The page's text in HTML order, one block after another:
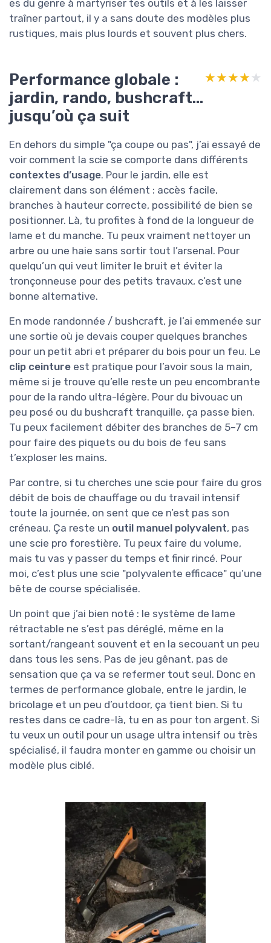
es du genre à martyriser tes outils et à les laisser
traîner partout, il y a sans doute des modèles plus
rustiques, mais plus lourds et souvent plus chers.
Performance globale :
jardin, rando, bushcraft…
jusqu’où ça suit
★★★★★
★★★★★
En dehors du simple "ça coupe ou pas", j’ai essayé de
voir comment la scie se comporte dans différents
contextes d’usage. Pour le jardin, elle est
clairement dans son élément : accès facile,
branches à hauteur correcte, possibilité de bien se
positionner. Là, tu profites à fond de la longueur de
lame et du manche. Tu peux vraiment nettoyer un
arbre ou une haie sans sortir tout l’arsenal. Pour
quelqu’un qui veut limiter le bruit et éviter la
tronçonneuse pour des petits travaux, c’est une
bonne alternative.
En mode randonnée / bushcraft, je l’ai emmenée sur
une sortie où je devais couper quelques branches
pour un petit abri et préparer du bois pour un feu. Le
clip ceinture est pratique pour l’avoir sous la main,
même si je trouve qu’elle reste un peu encombrante
pour de la rando ultra-légère. Pour du bivouac un
peu posé ou du bushcraft tranquille, ça passe bien.
Tu peux facilement débiter des branches de 5–7 cm
pour faire des piquets ou du bois de feu sans
t’exploser les mains.
Par contre, si tu cherches une scie pour faire du gros
débit de bois de chauffage ou du travail intensif
toute la journée, on sent que ce n’est pas son
créneau. Ça reste un outil manuel polyvalent, pas
une scie pro forestière. Tu peux faire du volume,
mais tu vas y passer du temps et finir rincé. Pour
moi, c’est plus une scie "polyvalente efficace" qu’une
bête de course spécialisée.
Un point que j’ai bien noté : le système de lame
rétractable ne s’est pas déréglé, même en la
sortant/rangeant souvent et en la secouant un peu
dans tous les sens. Pas de jeu gênant, pas de
sensation que ça va se refermer tout seul. Donc en
termes de performance globale, entre le jardin, le
bricolage et un peu d’outdoor, ça tient bien. Si tu
restes dans ce cadre-là, tu en as pour ton argent. Si
tu veux un outil pour un usage ultra intensif ou très
spécialisé, il faudra monter en gamme ou choisir un
modèle plus ciblé.